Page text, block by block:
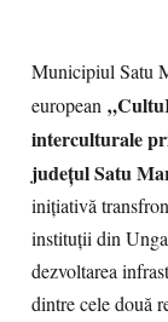
Municipiul Satu
european
interculturale
județul Satu
inițiativă
instituții din
dezvoltarea
dintre cele două